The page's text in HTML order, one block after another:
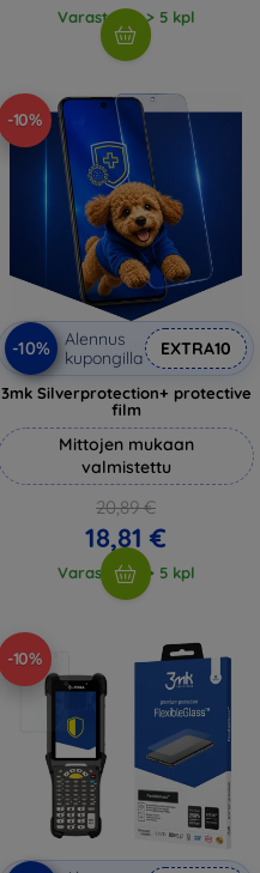
Varastossa > 5 kpl
-10%
-10%
Alennus
kupongilla
EXTRA10
3mk Silverprotection+ protective
film
Mittojen mukaan
valmistettu
20,89 €
18,81 €
Varastossa > 5 kpl
-10%